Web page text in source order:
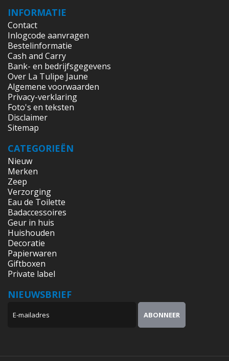
INFORMATIE
Contact
Inlogcode aanvragen
Bestelinformatie
Cash and Carry
Bank- en bedrijfsgegevens
Over La Tulipe Jaune
Algemene voorwaarden
Privacy-verklaring
Foto's en teksten
Disclaimer
Sitemap
CATEGORIEËN
Nieuw
Merken
Zeep
Verzorging
Eau de Toilette
Badaccessoires
Geur in huis
Huishouden
Decoratie
Papierwaren
Giftboxen
Private label
NIEUWSBRIEF